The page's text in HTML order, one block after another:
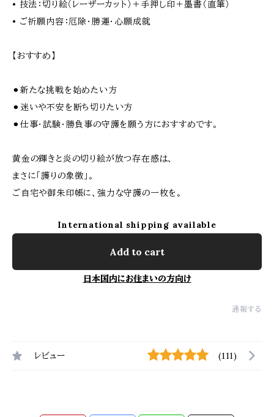
• 技法：切り絵（レーザーカット）＋手押し印＋墨書（直筆）
• ご祈願内容：厄除・勝運・心願成就
【おすすめ】
⚫︎新たな挑戦を始めたい方
⚫︎迷いや不安を断ち切りたい方
⚫︎仕事・試験・勝負事の守護を願う方におすすめです。
黄金の輝きと炎の切り絵が放つ存在感は、
まさに「護りの象徴」。
ご自宅や御朱印帳に、強力な守護の一枚を。
International shipping available
Add to cart
日本国内にお住まいの方向け
通報する
レビュー (111)